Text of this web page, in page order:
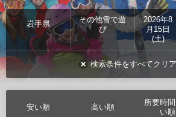
岩手県
その他雪で遊
び
2026年8
月15日
(土)
検索条件をすべてクリア
安い順 高い順
所要時
い順